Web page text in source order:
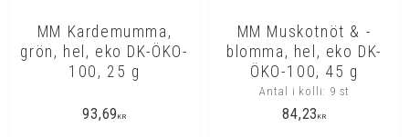
MM Kardemumma,
grön, hel, eko DK-ÖKO-
100, 25 g
93,69KR
MM Muskotnöt & -
blomma, hel, eko DK-
ÖKO-100, 45 g
Antal i kolli: 9 st
84,23KR